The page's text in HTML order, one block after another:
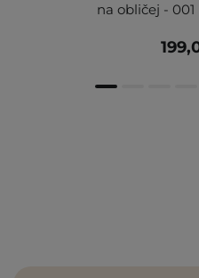
na obličej -